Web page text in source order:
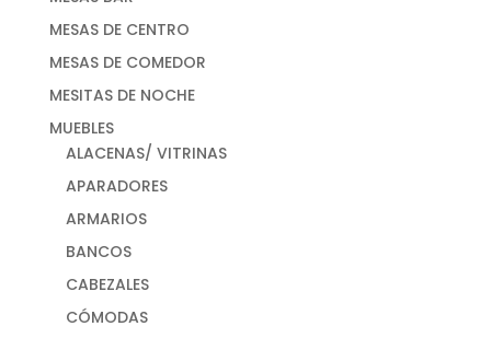
MESAS DE CENTRO
MESAS DE COMEDOR
MESITAS DE NOCHE
MUEBLES
ALACENAS/ VITRINAS
APARADORES
ARMARIOS
BANCOS
CABEZALES
CÓMODAS